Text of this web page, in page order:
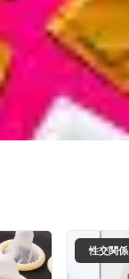
性交関係